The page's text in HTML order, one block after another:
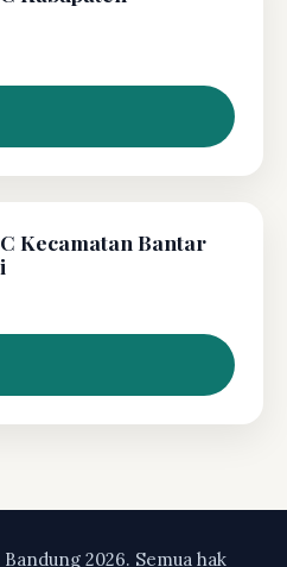
Kecamatan Bantar
2026. Semua hak